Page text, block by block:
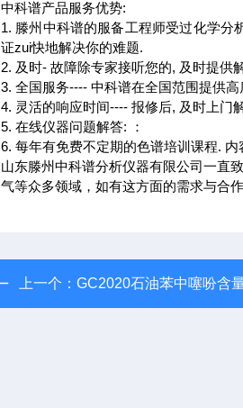
中科谱产品服务优势:
1. 滕州中科谱的服备工程师受过化学分
证zui快地解决你的难题.
2. 及时- 故障除专家接听您的, 及时提供
3. 全国服务---- 中科谱在全国范围提供高
4. 灵活的响应时间---- 报修后, 及时上门
5. 在线仪器问题解答: ：
6. 每年有免费不定期的色谱培训课程.
山东滕州中科谱分析仪器有限公司一直
气等众多领域，如有这方面的需求与合
上一个： GC2020石油苯中噻吩含